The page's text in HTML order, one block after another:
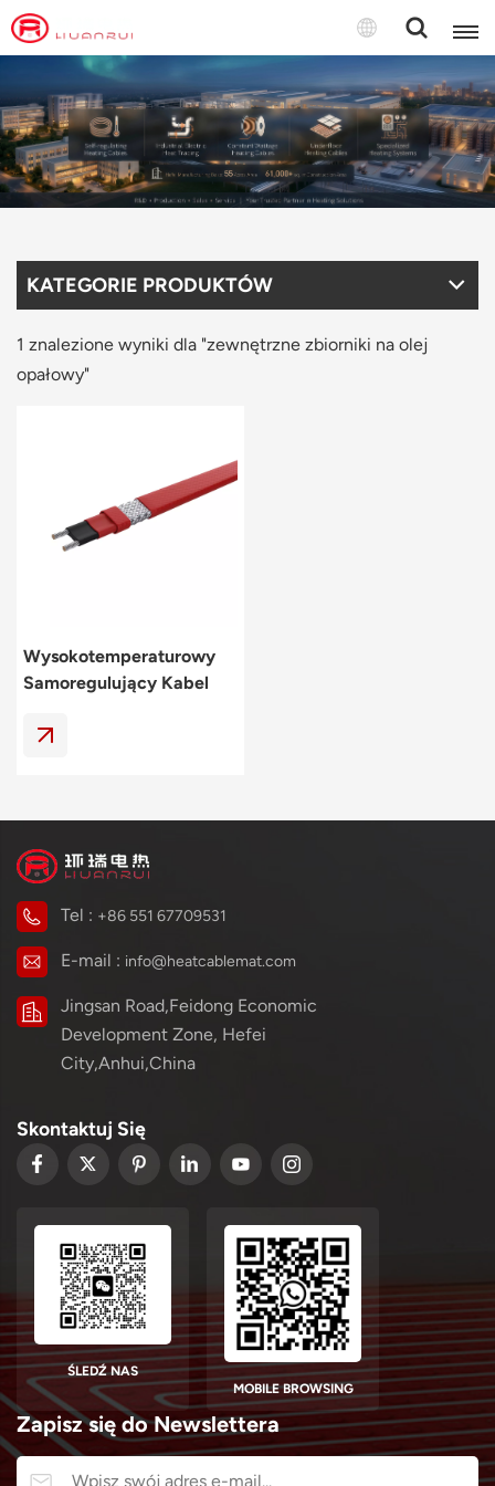
Polski
English
français
русский
KATEGORIE PRODUKTÓW
1 znalezione wyniki dla "zewnętrzne zbiorniki na olej
opałowy"
Wysokotemperaturowy
Samoregulujący Kabel
Zapisz się do Newslettera
Tel : +86 551 67709531
E-mail : info@heatcablemat.com
Jingsan Road,Feidong Economic
Development Zone, Hefei
City,Anhui,China
Skontaktuj Się
ŚLEDŹ NAS
MOBILE BROWSING